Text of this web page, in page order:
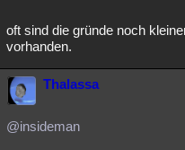
oft sind die gründe noch
vorhanden.
Thalassa
@insideman